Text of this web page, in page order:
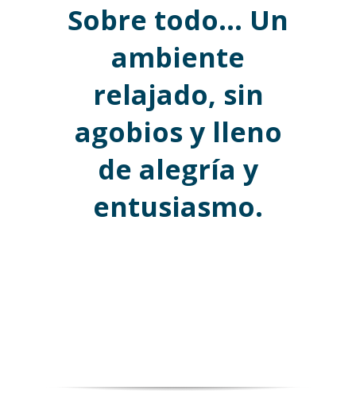
Sobre todo… Un
ambiente
relajado, sin
agobios y lleno
de alegría y
entusiasmo.